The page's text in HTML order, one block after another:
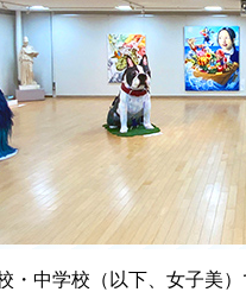
・中学校（以下、女子美